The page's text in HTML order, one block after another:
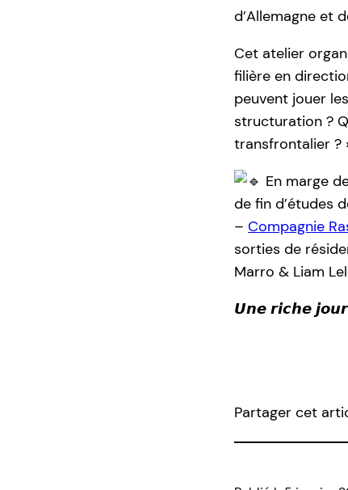
d’Allemagne et
Cet atelier
filière en
peuvent jouer
structuration ?
transfrontalier ?
En marge
de fin d’études
– Compagnie
sorties de
Marro & Liam
𝙐𝙣𝙚 𝙧𝙞𝙘𝙝𝙚
Partager cet